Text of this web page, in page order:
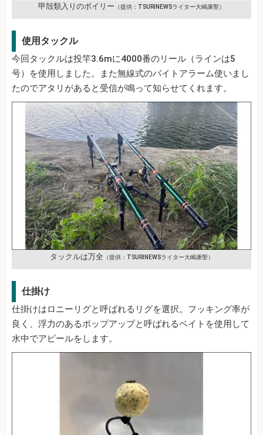
甲殻類入りのボイリー （提供：TSURINEWSライター大嶋康聖）
使用タックル
今回タックルは投竿3.6mに4000番のリール（ラインは5
号）を使用しました。また無線式のバイトアラーム使いまし
たのでアタリがあると受信が鳴って知らせてくれます。
タックルは万全（提供：TSURINEWSライター大嶋康聖）
仕掛け
仕掛けはロニーリグと呼ばれるリグを選択。フッキング率が
良く、浮力のあるポップアップと呼ばれるベイトを使用して
水中でアピールをします。